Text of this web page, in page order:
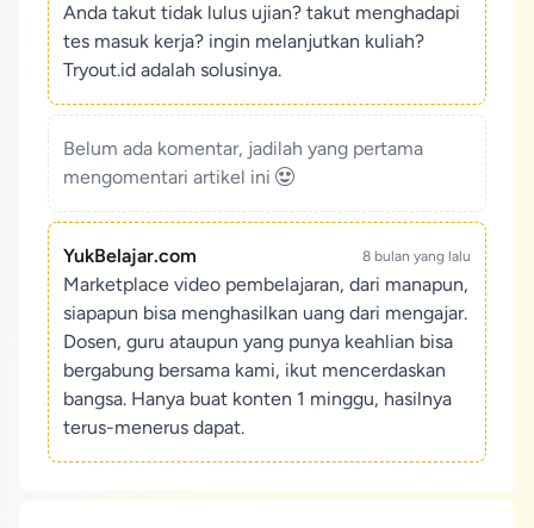
Anda takut tidak lulus ujian? takut menghadapi
tes masuk kerja? ingin melanjutkan kuliah?
Tryout.id adalah solusinya.
Belum ada komentar, jadilah yang pertama
mengomentari artikel ini
YukBelajar.com 8 bulan yang lalu
Marketplace video pembelajaran, dari manapun,
siapapun bisa menghasilkan uang dari mengajar.
Dosen, guru ataupun yang punya keahlian bisa
bergabung bersama kami, ikut mencerdaskan
bangsa. Hanya buat konten 1 minggu, hasilnya
terus-menerus dapat.